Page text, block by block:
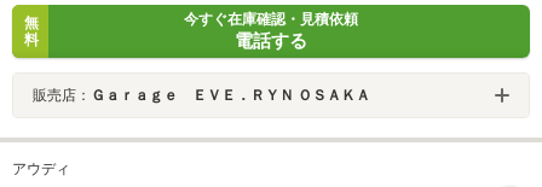
無
料
今すぐ在庫確認・見積依頼
電話する
販売店： Ｇａｒａｇｅ ＥＶＥ．ＲＹＮ ＯＳＡＫＡ
アウディ